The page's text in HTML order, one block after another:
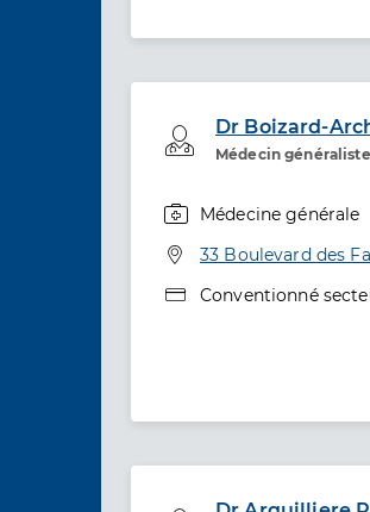
Dr Boizard-
Médecin généraliste
Médecine générale
Adresse
33 Boulevard des
Type de convention
Conventionné